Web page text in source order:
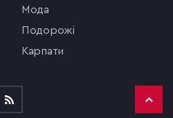
мода
подорожі
Карпати